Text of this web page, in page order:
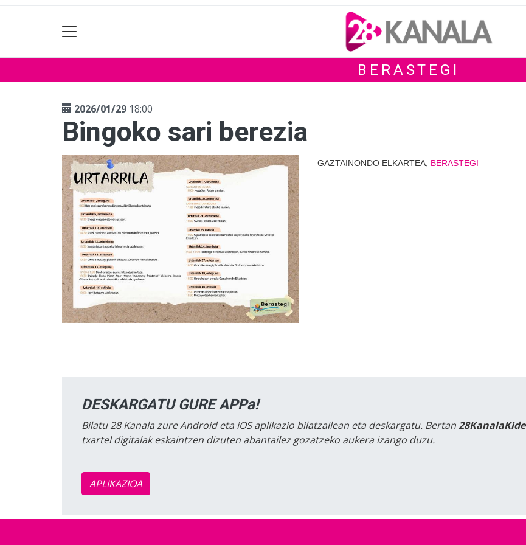
BERASTEGI
2026/01/29 18:00
Bingoko sari berezia
GAZTAINONDO ELKARTEA, BERASTEGI
DESKARGATU GURE APPa!
Bilatu 28 Kanala zure Android eta iOS aplikazio bilatzailean eta deskargatu. Bertan28KanalaKide
txartel digitalak eskaintzen dizuten abantailez gozatzeko aukera izango duzu.
APLIKAZIOA